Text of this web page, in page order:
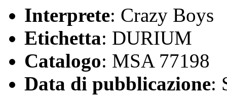
Interprete: Crazy Boys
Etichetta: DURIUM
Catalogo: MSA 77198
Data di pubblicazione: